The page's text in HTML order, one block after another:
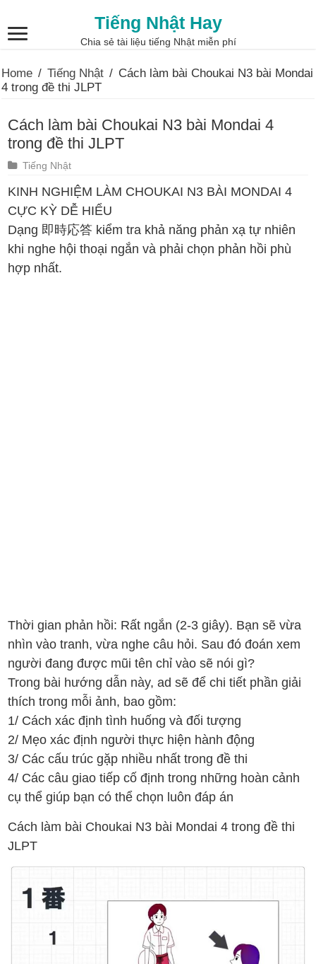
Tiếng Nhật Hay
Chia sẻ tài liệu tiếng Nhật miễn phí
Home / Tiếng Nhật / Cách làm bài Choukai N3 bài Mondai
4 trong đề thi JLPT
Cách làm bài Choukai N3 bài Mondai 4
trong đề thi JLPT
Tiếng Nhật
KINH NGHIỆM LÀM CHOUKAI N3 BÀI MONDAI 4
CỰC KỲ DỄ HIỂU
Dạng 即時応答 kiểm tra khả năng phản xạ tự nhiên
khi nghe hội thoại ngắn và phải chọn phản hồi phù
hợp nhất.
Thời gian phản hồi: Rất ngắn (2-3 giây). Bạn sẽ vừa
nhìn vào tranh, vừa nghe câu hỏi. Sau đó đoán xem
người đang được mũi tên chỉ vào sẽ nói gì?
Trong bài hướng dẫn này, ad sẽ để chi tiết phần giải
thích trong mỗi ảnh, bao gồm:
1/ Cách xác định tình huống và đối tượng
2/ Mẹo xác định người thực hiện hành động
3/ Các cấu trúc gặp nhiều nhất trong đề thi
4/ Các câu giao tiếp cố định trong những hoàn cảnh
cụ thể giúp bạn có thể chọn luôn đáp án
Cách làm bài Choukai N3 bài Mondai 4 trong đề thi
JLPT